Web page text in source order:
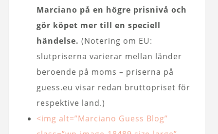
Marciano på en högre prisnivå och
gör köpet mer till en speciell
händelse. (Notering om EU:
slutpriserna varierar mellan länder
beroende på moms – priserna på
guess.eu visar redan bruttopriset för
respektive land.)
<img alt=”Marciano Guess Blog”